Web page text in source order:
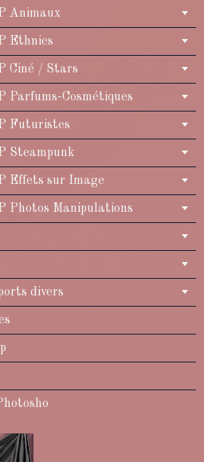
Animaux
Ethnies
Ciné / Stars
Parfums-Cosmétiques
Futuristes
Steampunk
Effets sur Image
Photos Manipulations
divers